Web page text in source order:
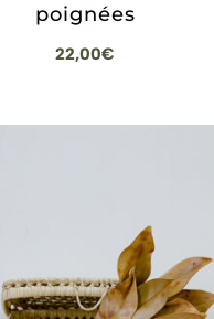
poignées
22,00€